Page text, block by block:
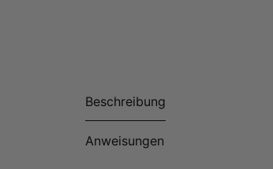
Beschreibung
Anweisungen